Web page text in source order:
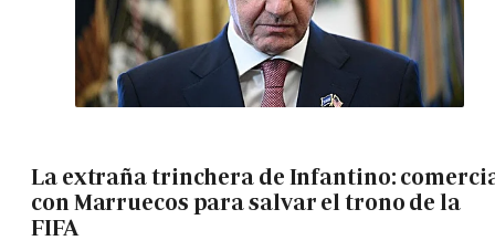
La extraña trinchera de Infantino:
con Marruecos para salvar el trono de la
FIFA